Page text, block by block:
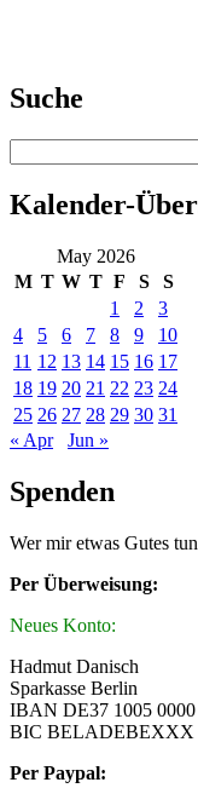
Suche
Kalender-
May 2026
M T W T F S
S
1
2
3
4
5 6 7 8 9
10
11 12 13 14 15 16 17
18 19 20 21 22 23 24
25 26 27 28 29 30 31
« Apr
Jun »
Spenden
Wer mir etwas Gutes
Per Überweisung:
Neues Konto:
Hadmut Danisch
Sparkasse Berlin
IBAN DE37 1005 0000
BIC BELADEBEXXX
Per Paypal: